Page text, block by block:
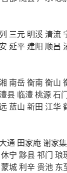
三元 明溪清流
延平 建阳 顺昌
南岳衡南 衡山
澧县 临澧桃源石
蓝山 新田 江华
大通 田家庵谢家集
休宁 黟县祁门 琅
蒙城利辛 贵池 东